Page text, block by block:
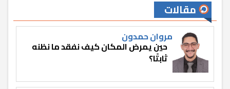
مقالات
مروان حمدون
حين يمرض المكان كيف نفقد ما نظنه
ثابتًا؟